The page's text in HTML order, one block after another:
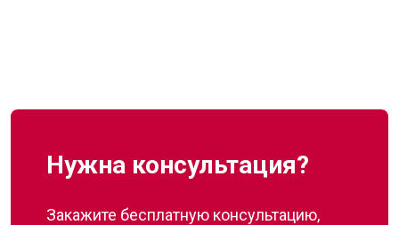
Нужна консультация?
Закажите бесплатную консультацию,